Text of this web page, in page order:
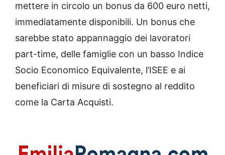
mettere in circolo un bonus da 600 euro netti,
immediatamente disponibili. Un bonus che
sarebbe stato appannaggio dei lavoratori
part-time, delle famiglie con un basso Indice
Socio Economico Equivalente, l’ISEE e ai
beneficiari di misure di sostegno al reddito
come la Carta Acquisti.